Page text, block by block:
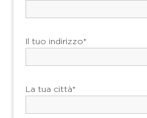
Il tuo indirizzo*
La tua città*